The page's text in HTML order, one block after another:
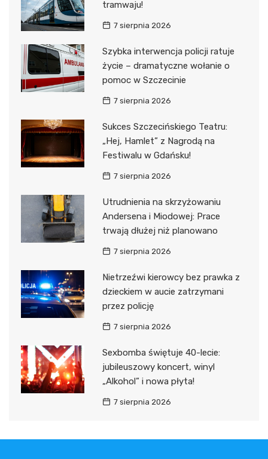
tramwaju!
7 sierpnia 2026
Szybka interwencja policji ratuje
życie – dramatyczne wołanie o
pomoc w Szczecinie
7 sierpnia 2026
Sukces Szczecińskiego Teatru:
„Hej, Hamlet” z Nagrodą na
Festiwalu w Gdańsku!
7 sierpnia 2026
Utrudnienia na skrzyżowaniu
Andersena i Miodowej: Prace
trwają dłużej niż planowano
7 sierpnia 2026
Nietrzeźwi kierowcy bez prawka z
dzieckiem w aucie zatrzymani
przez policję
7 sierpnia 2026
Sexbomba świętuje 40-lecie:
jubileuszowy koncert, winyl
„Alkohol” i nowa płyta!
7 sierpnia 2026